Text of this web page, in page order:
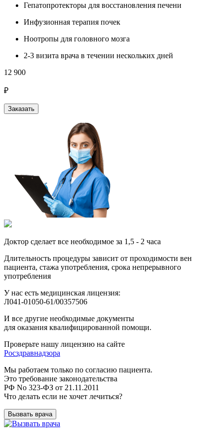
Гепатопротекторы для восстановления печени
Инфузионная терапия почек
Ноотропы для головного мозга
2-3 визита врача в течении нескольких дней
12 900
₽
Заказать
Доктор сделает все необходимое за 1,5 - 2 часа
Длительность процедуры зависит от проходимости вен
пациента, стажа употребления, срока непрерывного
употребления
У нас есть медицинская лицензия:
Л041-01050-61/00357506
И все другие необходимые документы
для оказания квалифицированной помощи.
Проверьте нашу лицензию на сайте
Росздравнадзора
Мы работаем только по согласию пациента.
Это требование законодательства
РФ No 323-ФЗ от 21.11.2011
Что делать если не хочет лечиться?
Вызвать врача